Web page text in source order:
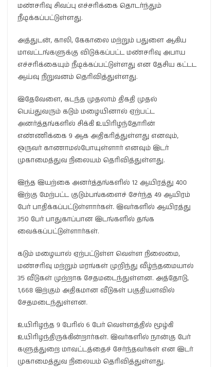
மண்சரிவு சிவப்பு எச்சரிக்கை தொடர்ந்தும்
நீடிக்கப்பட்டுள்ளது.
அத்துடன், காலி, கேகாலை மற்றும் பதுளை ஆகிய
மாவட்டங்களுக்கு விடுக்கப்பட்ட மண்சரிவு அபாய
எச்சரிக்கையும் நீடிக்கப்பட்டுள்ளது என தேசிய கட்டட
ஆய்வு நிறுவனம் தெரிவித்துள்ளது.
இதேவேளை, கடந்த முதலாம் திகதி முதல்
பெய்துவரும் கடும் மழையினால் ஏற்பட்ட
அனர்த்தங்களில் சிக்கி உயிரிழந்தோரின்
எண்ணிக்கை 9 ஆக அதிகரித்துள்ளது எனவும்,
ஒருவர் காணாமல்போயுள்ளார் எனவும் இடர்
முகாமைத்துவ நிலையம் தெரிவித்துள்ளது.
இந்த இயற்கை அனர்த்தங்களில் 12 ஆயிரத்து 400
இற்கு மேற்பட்ட குடும்பங்களைச் சேர்ந்த 49 ஆயிரம்
பேர் பாதிக்கப்பட்டுள்ளார்கள். இவர்களில் ஆயிரத்து
350 பேர் பாதுகாப்பான இடங்களில் தங்க
வைக்கப்பட்டுள்ளார்கள்.
கடும் மழையால் ஏற்பட்டுள்ள வெள்ள நிலைமை,
மண்சரிவு மற்றும் மரங்கள் முறிந்து வீழ்ந்தமையால்
35 வீடுகள் முற்றாக சேதமடைந்துள்ளன. அத்தோடு,
1,668 இற்கும் அதிகமான வீடுகள் பகுதியளவில்
சேதமடைந்துள்ளன.
உயிரிழந்த 9 பேரில் 6 பேர் வெள்ளத்தில் மூழ்கி
உயிரிழந்திருக்கின்றார்கள். இவர்களில் நான்கு பேர்
களுத்துறை மாவட்டத்தைச் சேர்ந்தவர்கள் என இடர்
முகாமைத்துவ நிலையம் தெரிவித்துள்ளது.